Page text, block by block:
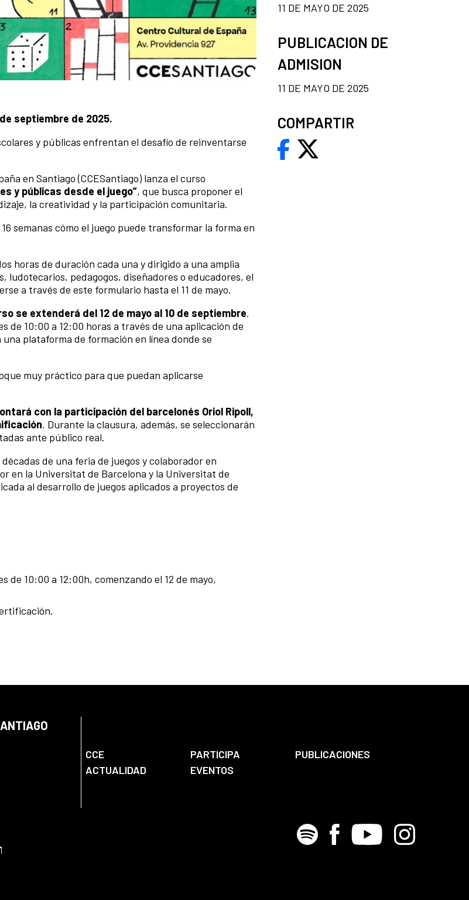
septiembre de 2025.
y públicas enfrentan el desafío de reinventarse
en Santiago (CCESantiago) lanza el curso
y públicas desde el juego”, que busca proponer el
la creatividad y la participación comunitaria.
semanas cómo el juego puede transformar la forma en
horas de duración cada una y dirigido a una amplia
ludotecarios, pedagogos, diseñadores o educadores, el
a través de este formulario hasta el 11 de mayo.
se extenderá del 12 de mayo al 10 de septiembre.
de 10:00 a 12:00 horas a través de una aplicación de
plataforma de formación en línea donde se
muy práctico para que puedan aplicarse
con la participación del barcelonés Oriol Ripoll,
. Durante la clausura, además, se seleccionarán
ante público real.
de una feria de juegos y colaborador en
en la Universitat de Barcelona y la Universitat de
al desarrollo de juegos aplicados a proyectos de
de 10:00 a 12:00h, comenzando el 12 de mayo,
11 DE MAYO DE 2025
PUBLICACION DE
ADMISION
11 DE MAYO DE 2025
COMPARTIR
CCE PARTICIPA
PUBLICACIONES
ACTUALIDAD
EVENTOS
Spotify Facebook
Youtube Instagram